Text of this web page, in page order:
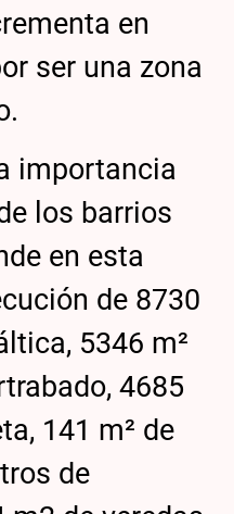
en
ser una zona
importancia
los barrios
en esta
de 8730
5346 m²
4685
141 m² de
de